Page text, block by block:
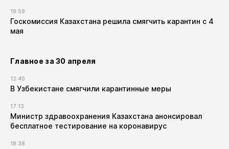
19:59
Госкомиссия Казахстана решила смягчить карантин с 4
мая
Главное за 30 апреля
12:40
В Узбекистане смягчили карантинные меры
17:13
Министр здравоохранения Казахстана анонсировал
бесплатное тестирование на коронавирус
18:38